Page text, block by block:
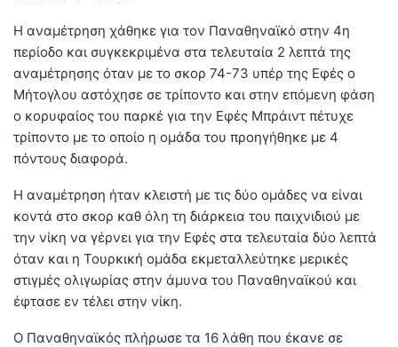
Η αναμέτρηση χάθηκε για τον Παναθηναϊκό στην 4η
περίοδο και συγκεκριμένα στα τελευταία 2 λεπτά της
αναμέτρησης όταν με το σκορ 74-73 υπέρ της Εφές ο
Μήτογλου αστόχησε σε τρίποντο και στην επόμενη φάση
ο κορυφαίος του παρκέ για την Εφές Μπράιντ πέτυχε
τρίποντο με το οποίο η ομάδα του προηγήθηκε με 4
πόντους διαφορά.
Η αναμέτρηση ήταν κλειστή με τις δύο ομάδες να είναι
κοντά στο σκορ καθ όλη τη διάρκεια του παιχνιδιού με
την νίκη να γέρνει για την Εφές στα τελευταία δύο λεπτά
όταν και η Τουρκική ομάδα εκμεταλλεύτηκε μερικές
στιγμές ολιγωρίας στην άμυνα του Παναθηναϊκού και
έφτασε εν τέλει στην νίκη.
Ο Παναθηναϊκός πλήρωσε τα 16 λάθη που έκανε σε